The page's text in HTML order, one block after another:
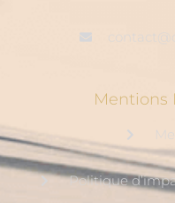
Mentions
Politique